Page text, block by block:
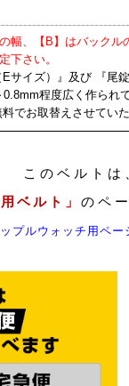
幅、【B】はバックル
下さい。
サイズ）』及び 『尾
程度広く作られて
でお取替えさせてい
このベルトは
ベルト」 のペ
プルウォッチ用ペー